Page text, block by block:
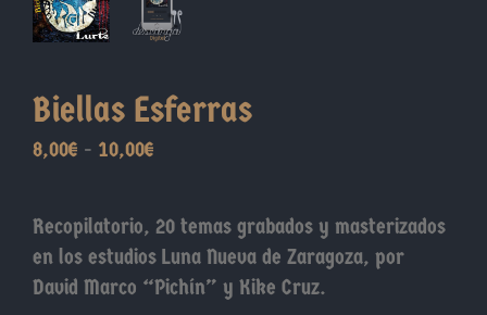
Biellas Esferras
8,00€ - 10,00€
desde
8,00€
hasta
Recopilatorio, 20 temas grabados y masterizados
en los estudios Luna Nueva de Zaragoza, por
David Marco “Pichín” y Kike Cruz.